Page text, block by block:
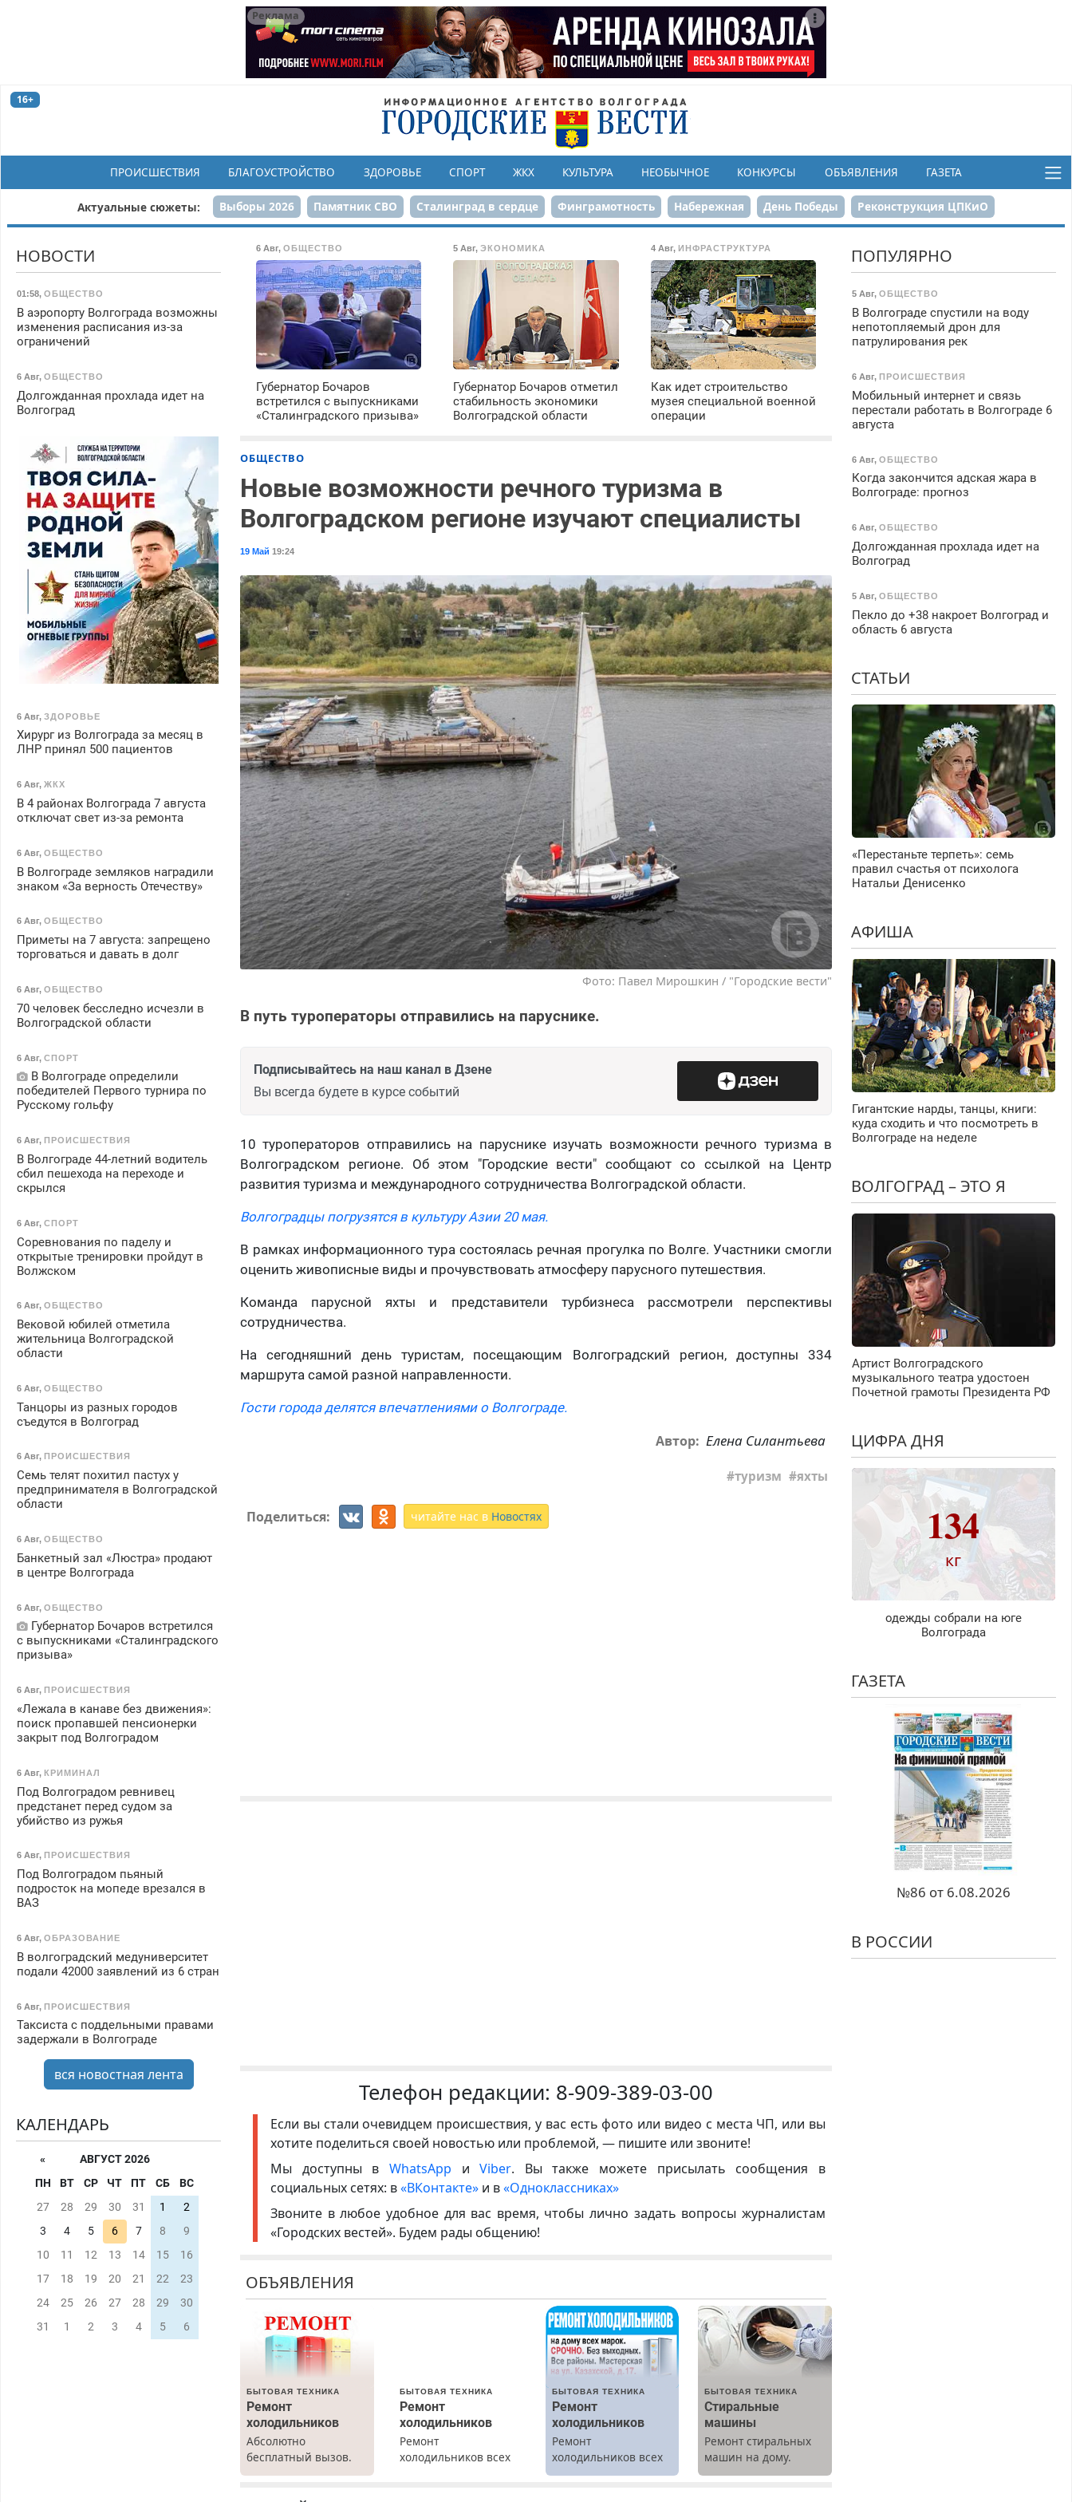
Реклама
16+
ПРОИСШЕСТВИЯ БЛАГОУСТРОЙСТВО ЗДОРОВЬЕ СПОРТ ЖКХ КУЛЬТУРА НЕОБЫЧНОЕ КОНКУРСЫ ОБЪЯВЛЕНИЯ ГАЗЕТА
Актуальные сюжеты: Выборы 2026 Памятник СВО Сталинград в сердце Финграмотность Набережная День Победы Реконструкция ЦПКиО
80-летие Победы Парк Героев-летчиков
6 Авг,ОБЩЕСТВО
Губернатор Бочаров
встретился с выпускниками
«Сталинградского призыва»
5 Авг,ЭКОНОМИКА
Губернатор Бочаров отметил
стабильность экономики
Волгоградской области
4 Авг, ИНФРАСТРУКТУРА
Как идет строительство
музея специальной военной
операции
ОБЩЕСТВО
Новые возможности речного туризма в
Волгоградском регионе изучают специалисты
19 Май 19:24
Фото: Павел Мирошкин / "Городские вести"
В путь туроператоры отправились на паруснике.
Подписывайтесь на наш канал в Дзене
Вы всегда будете в курсе событий
10 туроператоров отправились на паруснике изучать возможности речного туризма в
Волгоградском регионе. Об этом "Городские вести" сообщают со ссылкой на Центр
развития туризма и международного сотрудничества Волгоградской области.
Волгоградцы погрузятся в культуру Азии 20 мая.
В рамках информационного тура состоялась речная прогулка по Волге. Участники смогли
оценить живописные виды и прочувствовать атмосферу парусного путешествия.
Команда парусной яхты и представители турбизнеса рассмотрели перспективы
сотрудничества.
На сегодняшний день туристам, посещающим Волгоградский регион, доступны 334
маршрута самой разной направленности.
Гости города делятся впечатлениями о Волгограде.
Автор: Елена Силантьева
туризм яхты
Поделиться: читайте нас в Новостях
Телефон редакции: 8-909-389-03-00
Если вы стали очевидцем происшествия, у вас есть фото или видео с места ЧП, или вы
хотите поделиться своей новостью или проблемой, — пишите или звоните!
Мы доступны в WhatsApp иViber. Вы также можете присылать сообщения в
социальных сетях: в«ВКонтакте» и в«Одноклассниках»
Звоните в любое удобное для вас время, чтобы лично задать вопросы журналистам
«Городских вестей». Будем рады общению!
ОБЪЯВЛЕНИЯ
БЫТОВАЯ ТЕХНИКА
Ремонт
холодильников
Абсолютно
бесплатный вызов.
Ремонт
БЫТОВАЯ ТЕХНИКА
Ремонт
холодильников
Ремонт
холодильников всех
БЫТОВАЯ ТЕХНИКА
Ремонт
холодильников
Ремонт
холодильников всех
марок на дому.
БЫТОВАЯ ТЕХНИКА
Стиральные
машины
Ремонт стиральных
машин на дому.
Выезд и диагностика
НОВОСТИ
01:58, ОБЩЕСТВО
В аэропорту Волгограда возможны
изменения расписания из-за
ограничений
6 Авг, ОБЩЕСТВО
Долгожданная прохлада идет на
Волгоград
6 Авг, ЗДОРОВЬЕ
Хирург из Волгограда за месяц в
ЛНР принял 500 пациентов
6 Авг, ЖКХ
В 4 районах Волгограда 7 августа
отключат свет из-за ремонта
6 Авг, ОБЩЕСТВО
В Волгограде земляков наградили
знаком «За верность Отечеству»
6 Авг, ОБЩЕСТВО
Приметы на 7 августа: запрещено
торговаться и давать в долг
6 Авг, ОБЩЕСТВО
70 человек бесследно исчезли в
Волгоградской области
6 Авг, СПОРТ
В Волгограде определили
победителей Первого турнира по
Русскому гольфу
6 Авг, ПРОИСШЕСТВИЯ
В Волгограде 44-летний водитель
сбил пешехода на переходе и
скрылся
6 Авг, СПОРТ
Соревнования по паделу и
открытые тренировки пройдут в
Волжском
6 Авг, ОБЩЕСТВО
Вековой юбилей отметила
жительница Волгоградской
области
6 Авг, ОБЩЕСТВО
Танцоры из разных городов
съедутся в Волгоград
6 Авг, ПРОИСШЕСТВИЯ
Семь телят похитил пастух у
предпринимателя в Волгоградской
области
6 Авг, ОБЩЕСТВО
Банкетный зал «Люстра» продают
в центре Волгограда
6 Авг, ОБЩЕСТВО
Губернатор Бочаров встретился
с выпускниками «Сталинградского
призыва»
6 Авг, ПРОИСШЕСТВИЯ
«Лежала в канаве без движения»:
поиск пропавшей пенсионерки
закрыт под Волгоградом
6 Авг, КРИМИНАЛ
Под Волгоградом ревнивец
предстанет перед судом за
убийство из ружья
6 Авг, ПРОИСШЕСТВИЯ
Под Волгоградом пьяный
подросток на мопеде врезался в
ВАЗ
6 Авг, ОБРАЗОВАНИЕ
В волгоградский медуниверситет
подали 42000 заявлений из 6 стран
6 Авг, ПРОИСШЕСТВИЯ
Таксиста с поддельными правами
задержали в Волгограде
вся новостная лента
КАЛЕНДАРЬ
«
АВГУСТ 2026
ПН
ВТ СР ЧТ ПТ СБ
ВС
27
28 29 30 31 1
2
3
4 5 6 7 8
9
10
11 12 13 14 15
16
17
18 19 20 21 22
23
24
25 26 27 28 29
30
31
1 2 3 4 5 6
ПОПУЛЯРНО
5 Авг, ОБЩЕСТВО
В Волгограде спустили на воду
непотопляемый дрон для
патрулирования рек
6 Авг, ПРОИСШЕСТВИЯ
Мобильный интернет и связь
перестали работать в Волгограде 6
августа
6 Авг, ОБЩЕСТВО
Когда закончится адская жара в
Волгограде: прогноз
6 Авг, ОБЩЕСТВО
Долгожданная прохлада идет на
Волгоград
5 Авг, ОБЩЕСТВО
Пекло до +38 накроет Волгоград и
область 6 августа
СТАТЬИ
«Перестаньте терпеть»: семь
правил счастья от психолога
Натальи Денисенко
АФИША
Гигантские нарды, танцы, книги:
куда сходить и что посмотреть в
Волгограде на неделе
ВОЛГОГРАД – ЭТО Я
Артист Волгоградского
музыкального театра удостоен
Почетной грамоты Президента РФ
ЦИФРА ДНЯ
134
кг
одежды собрали на юге
Волгограда
ГАЗЕТА
№86 от 6.08.2026
В РОССИИ